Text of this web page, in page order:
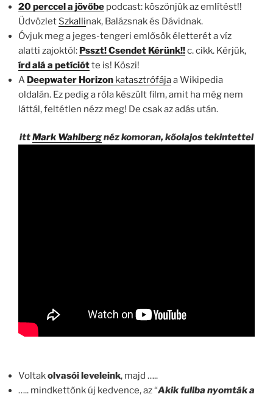
20 perccel a jövőbe podcast: köszönjük az említést!!
Üdvözlet Szkallinak, Balázsnak és Dávidnak.
Óvjuk meg a jeges-tengeri emlősök életterét a víz
alatti zajoktól: Psszt! Csendet Kérünk!!c. cikk. Kérjük,
írd alá a petíciótte is! Köszi!
A Deepwater Horizon katasztrófájaa Wikipedia
oldalán. Ez pedig a róla készült film, amit ha még nem
láttál, feltétlen nézz meg! De csak az adás után.
ittMark Wahlbergnéz komoran, kőolajos tekintettel
Voltakolvasói leveleink, majd …..
….. mindkettőnk új kedvence, az “Akikfullba nyomták a